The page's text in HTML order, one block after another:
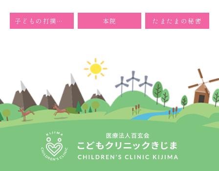
子どもの打撲原因について 本院 たまたまの秘密